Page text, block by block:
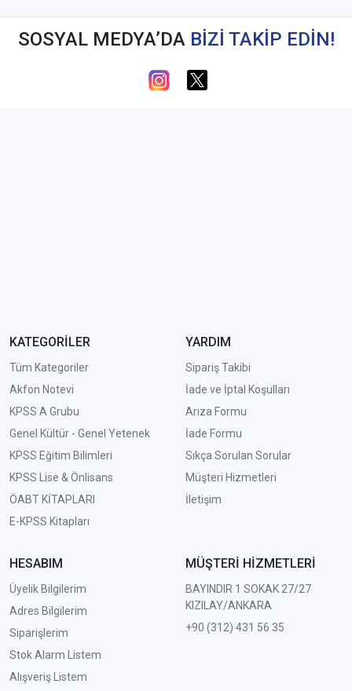
SOSYAL MEDYA’DA BİZİ TAKİP EDİN!
KATEGORİLER
Tüm Kategoriler
Akfon Notevi
KPSS A Grubu
Genel Kültür - Genel Yetenek
KPSS Eğitim Bilimleri
KPSS Lise & Önlisans
ÖABT KİTAPLARI
E-KPSS Kitapları
YARDIM
Sipariş Takibi
İade ve İptal Koşulları
Arıza Formu
İade Formu
Sıkça Sorulan Sorular
Müşteri Hizmetleri
İletişim
HESABIM
Üyelik Bilgilerim
Adres Bilgilerim
Siparişlerim
Stok Alarm Listem
Alışveriş Listem
MÜŞTERİ HİZMETLERİ
BAYINDIR 1 SOKAK 27/27
KIZILAY/ANKARA
+90 (312) 431 56 35